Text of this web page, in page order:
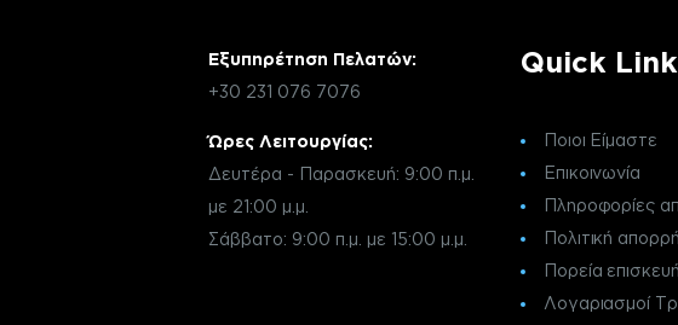
Εξυπηρέτηση Πελατών:
+30 231 076 7076
Ώρες Λειτουργίας:
Δευτέρα - Παρασκευή: 9:00 π.μ.
με 21:00 μ.μ.
Σάββατο: 9:00 π.μ. με 15:00 μ.μ.
Quick
Ποιοι Είμαστε
Επικοινωνία
Πληροφορίες
Πολιτική
Πορεία
Λογαριασμοί